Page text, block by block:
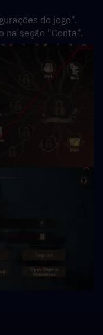
do jogo".
na seção "Conta".